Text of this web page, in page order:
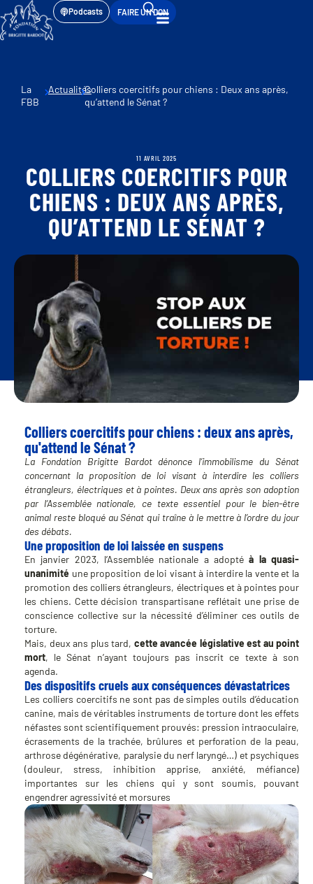
Podcasts FAIRE UN DON
La
FBB
ActualitésColliers coercitifs pour chiens : Deux ans après,
qu’attend le Sénat ?
11 AVRIL 2025
COLLIERS COERCITIFS POUR
CHIENS : DEUX ANS APRÈS,
QU’ATTEND LE SÉNAT ?
Colliers coercitifs pour chiens : deux ans après,
qu'attend le Sénat ?
La Fondation Brigitte Bardot dénonce l’immobilisme du Sénat
concernant la proposition de loi visant à interdire les colliers
étrangleurs, électriques et à pointes. Deux ans après son adoption
par l’Assemblée nationale, ce texte essentiel pour le bien-être
animal reste bloqué au Sénat qui traîne à le mettre à l’ordre du jour
des débats.
Une proposition de loi laissée en suspens
En janvier 2023, l’Assemblée nationale a adoptéà la quasi-
unanimité une proposition de loi visant à interdire la vente et la
promotion des colliers étrangleurs, électriques et à pointes pour
les chiens. Cette décision transpartisane reflétait une prise de
conscience collective sur la nécessité d’éliminer ces outils de
torture.
Mais, deux ans plus tard, cette avancée législative est au point
mort, le Sénat n’ayant toujours pas inscrit ce texte à son
agenda.
Des dispositifs cruels aux conséquences dévastatrices
Les colliers coercitifs ne sont pas de simples outils d’éducation
canine, mais de véritables instruments de torture dont les effets
néfastes sont scientifiquement prouvés: pression intraoculaire,
écrasements de la trachée, brûlures et perforation de la peau,
arthrose dégénérative, paralysie du nerf laryngé…) et psychiques
(douleur, stress, inhibition apprise, anxiété, méfiance)
importantes sur les chiens qui y sont soumis, pouvant
engendrer agressivité et morsures